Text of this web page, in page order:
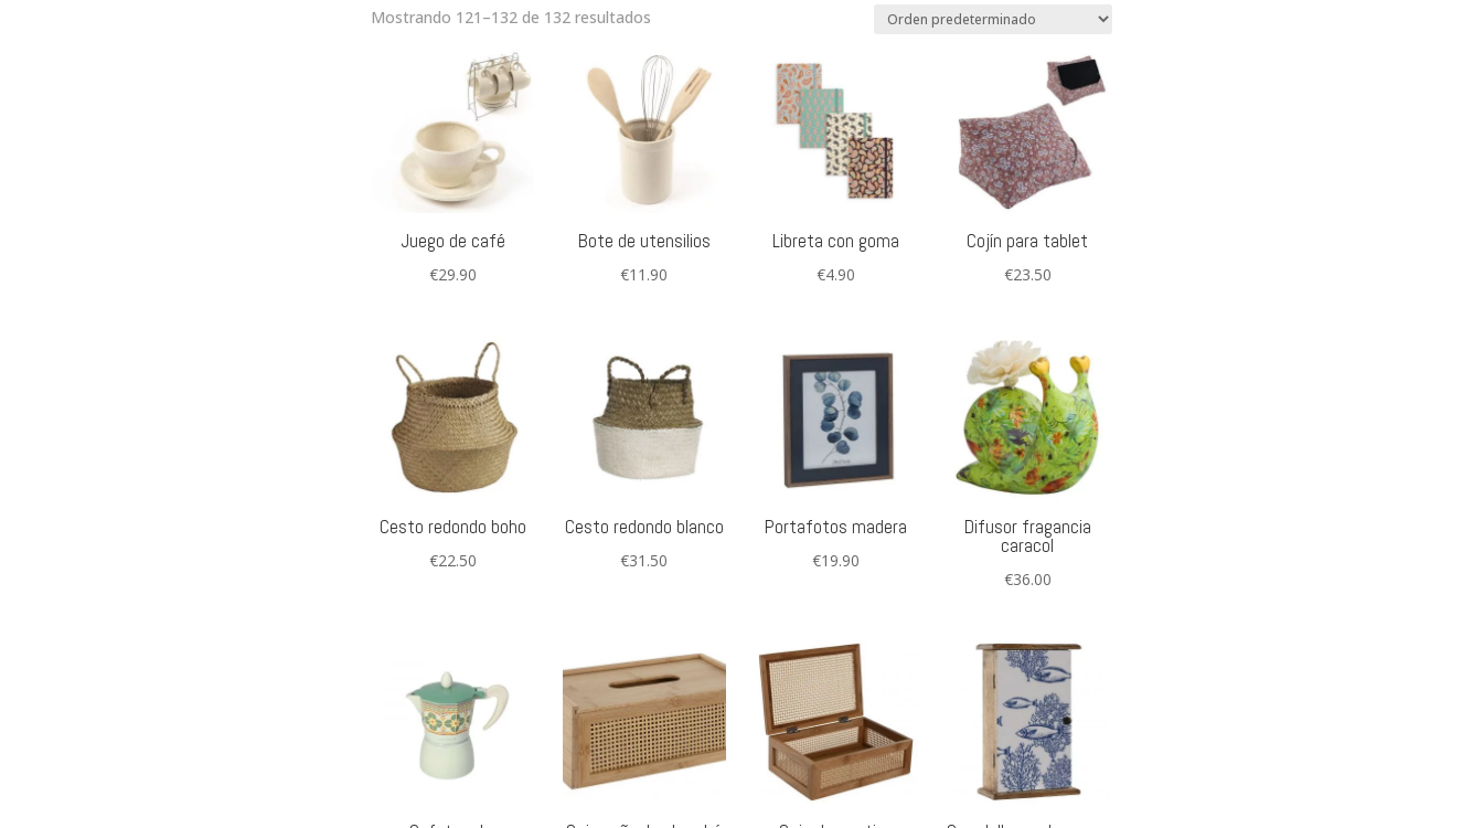
Mostrando 121–132 de 132 resultados
Juego de café
€29.90
Bote de utensilios
€11.90
Libreta con goma
€4.90
Cojín para tablet
€23.50
Cesto redondo boho
€22.50
Cesto redondo blanco
€31.50
Portafotos madera
€19.90
Difusor fragancia
caracol
€36.00